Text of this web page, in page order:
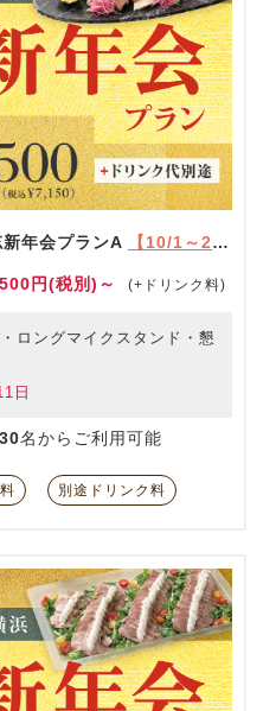
新年会プランA 【10/1～2/28限定】
円(税別)～ (+ドリンク料)
ロングマイクスタンド・懇
日
30名からご利用可能
別途ドリンク料